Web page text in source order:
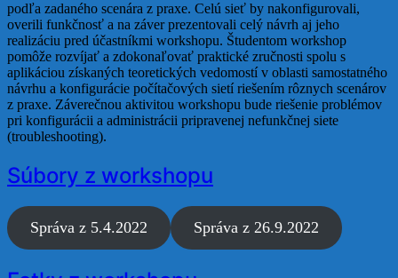
podľa zadaného scenára z praxe. Celú sieť by nakonfigurovali,
overili funkčnosť a na záver prezentovali celý návrh aj jeho
realizáciu pred účastníkmi workshopu. Študentom workshop
pomôže rozvíjať a zdokonaľovať praktické zručnosti spolu s
aplikáciou získaných teoretických vedomostí v oblasti samostatného
návrhu a konfigurácie počítačových sietí riešením rôznych scenárov
z praxe. Záverečnou aktivitou workshopu bude riešenie problémov
pri konfigurácii a administrácii pripravenej nefunkčnej siete
(troubleshooting).
Súbory z workshopu
Správa z 5.4.2022 Správa z 26.9.2022